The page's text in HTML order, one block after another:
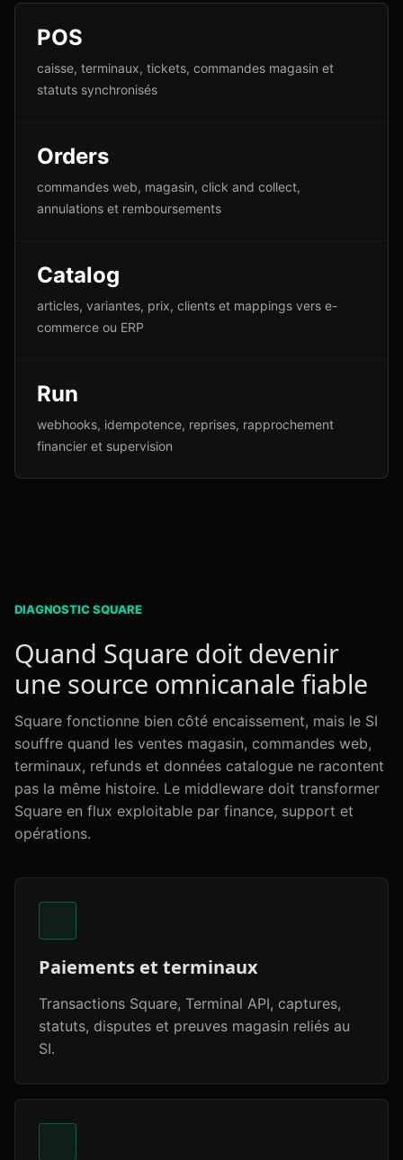
POS
caisse, terminaux, tickets, commandes magasin et
statuts synchronisés
Orders
commandes web, magasin, click and collect,
annulations et remboursements
Catalog
articles, variantes, prix, clients et mappings vers e-
commerce ou ERP
Run
webhooks, idempotence, reprises, rapprochement
financier et supervision
DIAGNOSTIC SQUARE
Quand Square doit devenir
une source omnicanale fiable
Square fonctionne bien côté encaissement, mais le SI
souffre quand les ventes magasin, commandes web,
terminaux, refunds et données catalogue ne racontent
pas la même histoire. Le middleware doit transformer
Square en flux exploitable par finance, support et
opérations.
Paiements et terminaux
Transactions Square, Terminal API, captures,
statuts, disputes et preuves magasin reliés au
SI.